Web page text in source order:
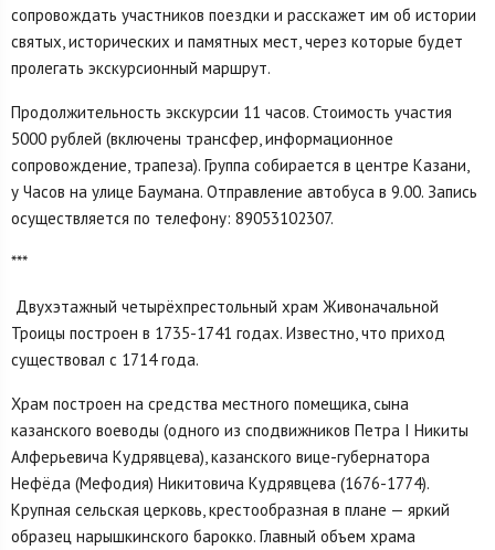
сопровождать участников поездки и расскажет им об истории
святых, исторических и памятных мест, через которые будет
пролегать экскурсионный маршрут.
Продолжительность экскурсии 11 часов. Стоимость участия
5000 рублей (включены трансфер, информационное
сопровождение, трапеза). Группа собирается в центре Казани,
у Часов на улице Баумана. Отправление автобуса в 9.00. Запись
осуществляется по телефону: 89053102307.
***
Двухэтажный четырёхпрестольный храм Живоначальной
Троицы построен в 1735-1741 годах. Известно, что приход
существовал с 1714 года.
Храм построен на средства местного помещика, сына
казанского воеводы (одного из сподвижников Петра I Никиты
Алферьевича Кудрявцева), казанского вице-губернатора
Нефёда (Мефодия) Никитовича Кудрявцева (1676-1774).
Крупная сельская церковь, крестообразная в плане — яркий
образец нарышкинского барокко. Главный объем храма